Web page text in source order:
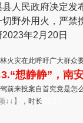
人民政府决定发
野外用火，严禁
2023年2月20日
火灾在此呼吁广大群众
3.“想静静”，南
前来投案自首究竟是怎
↓↓】 ，时长